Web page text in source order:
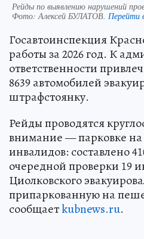
Рейды по выявлению нарушений
Фото:Алексей БУЛАТОВ. Перейти
Госавтоинспекция
работы за 2026 год. К
ответственности
8639 автомобилей
штрафстоянку.
Рейды проводятся
внимание — парковке на
инвалидов: составлено
очередной проверки 19
Циолковского
припаркованную на
сообщаетkubnews.ru.